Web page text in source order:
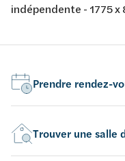
indépendente - 1775
complet
Prendre rendez-
Trouver une salle